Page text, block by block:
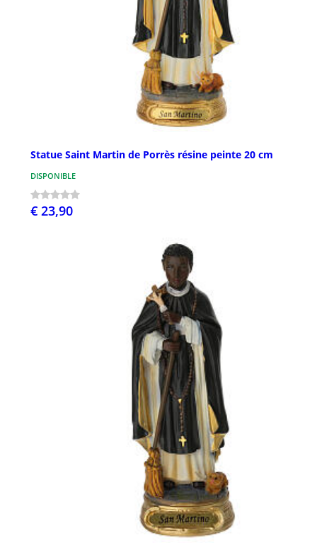
Statue Saint Martin de Porrès résine peinte 20 cm
DISPONIBLE
€ 23,90